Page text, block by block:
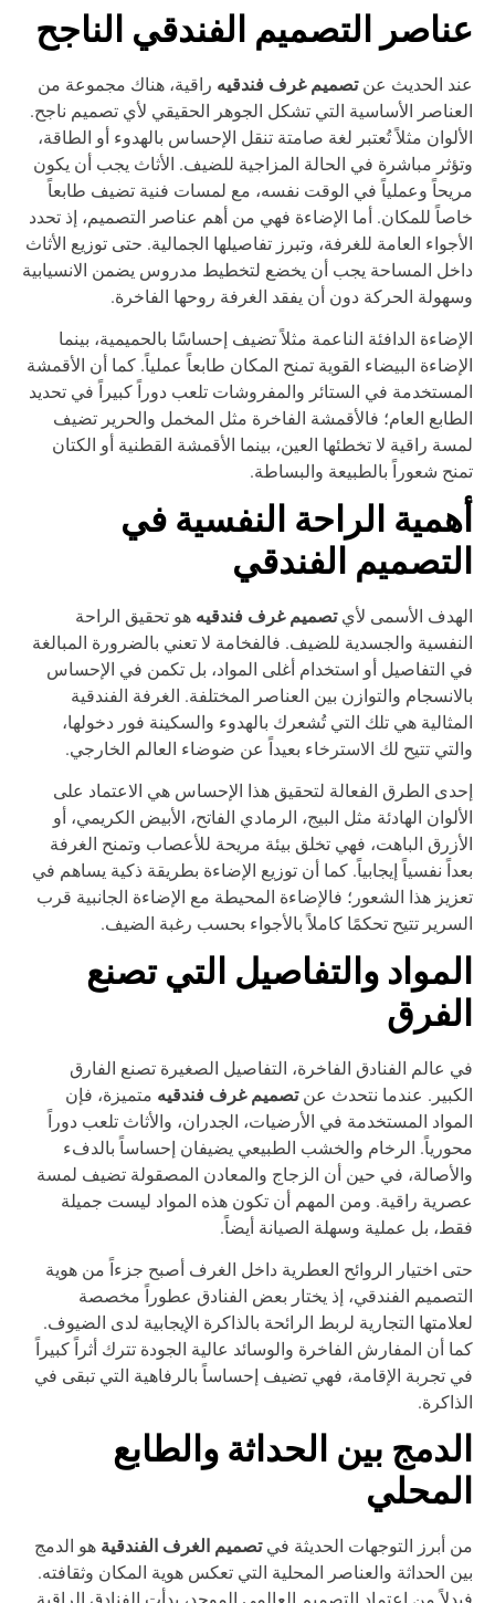
التصميم الفندقي الناجح
الحديث عن تصميم غرف فندقيهراقية، هناك مجموعة من
الأساسية التي تشكل الجوهر الحقيقي لأي تصميم ناجح.
مثلاً تُعتبر لغة صامتة تنقل الإحساس بالهدوء أو الطاقة،
مباشرة في الحالة المزاجية للضيف. الأثاث يجب أن يكون
وعملياً في الوقت نفسه، مع لمسات فنية تضيف طابعاً
للمكان. أما الإضاءة فهي من أهم عناصر التصميم، إذ تحدد
العامة للغرفة، وتبرز تفاصيلها الجمالية. حتى توزيع الأثاث
المساحة يجب أن يخضع لتخطيط مدروس يضمن الانسيابية
الحركة دون أن يفقد الغرفة روحها الفاخرة.
الدافئة الناعمة مثلاً تضيف إحساسًا بالحميمية، بينما
البيضاء القوية تمنح المكان طابعاً عملياً. كما أن الأقمشة
في الستائر والمفروشات تلعب دوراً كبيراً في تحديد
العام؛ فالأقمشة الفاخرة مثل المخمل والحرير تضيف
راقية لا تخطئها العين، بينما الأقمشة القطنية أو الكتان
شعوراً بالطبيعة والبساطة.
الراحة النفسية في
الفندقي
الأسمى لأي تصميم غرف فندقيههو تحقيق الراحة
والجسدية للضيف. فالفخامة لا تعني بالضرورة المبالغة
التفاصيل أو استخدام أغلى المواد، بل تكمن في الإحساس
والتوازن بين العناصر المختلفة. الغرفة الفندقية
هي تلك التي تُشعرك بالهدوء والسكينة فور دخولها،
تتيح لك الاسترخاء بعيداً عن ضوضاء العالم الخارجي.
الطرق الفعالة لتحقيق هذا الإحساس هي الاعتماد على
الهادئة مثل البيج، الرمادي الفاتح، الأبيض الكريمي، أو
الباهت، فهي تخلق بيئة مريحة للأعصاب وتمنح الغرفة
نفسياً إيجابياً. كما أن توزيع الإضاءة بطريقة ذكية يساهم في
هذا الشعور؛ فالإضاءة المحيطة مع الإضاءة الجانبية قرب
تتيح تحكمًا كاملاً بالأجواء بحسب رغبة الضيف.
والتفاصيل التي تصنع
عالم الفنادق الفاخرة، التفاصيل الصغيرة تصنع الفارق
عندما نتحدث عن تصميم غرف فندقيهمتميزة، فإن
المستخدمة في الأرضيات، الجدران، والأثاث تلعب دوراً
الرخام والخشب الطبيعي يضيفان إحساساً بالدفء
في حين أن الزجاج والمعادن المصقولة تضيف لمسة
راقية. ومن المهم أن تكون هذه المواد ليست جميلة
بل عملية وسهلة الصيانة أيضاً.
اختيار الروائح العطرية داخل الغرف أصبح جزءاً من هوية
الفندقي، إذ يختار بعض الفنادق عطوراً مخصصة
التجارية لربط الرائحة بالذاكرة الإيجابية لدى الضيوف.
أن المفارش الفاخرة والوسائد عالية الجودة تترك أثراً كبيراً
تجربة الإقامة، فهي تضيف إحساساً بالرفاهية التي تبقى في
بين الحداثة والطابع
أبرز التوجهات الحديثة في تصميم الغرف الفندقيةهو الدمج
الحداثة والعناصر المحلية التي تعكس هوية المكان وثقافته.
من اعتماد التصميم العالمي الموحد، بدأت الفنادق الراقية